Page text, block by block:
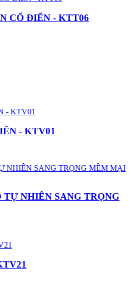
CỔ ĐIỂN - KTT06
- KTV01
NHIÊN SANG TRỌNG